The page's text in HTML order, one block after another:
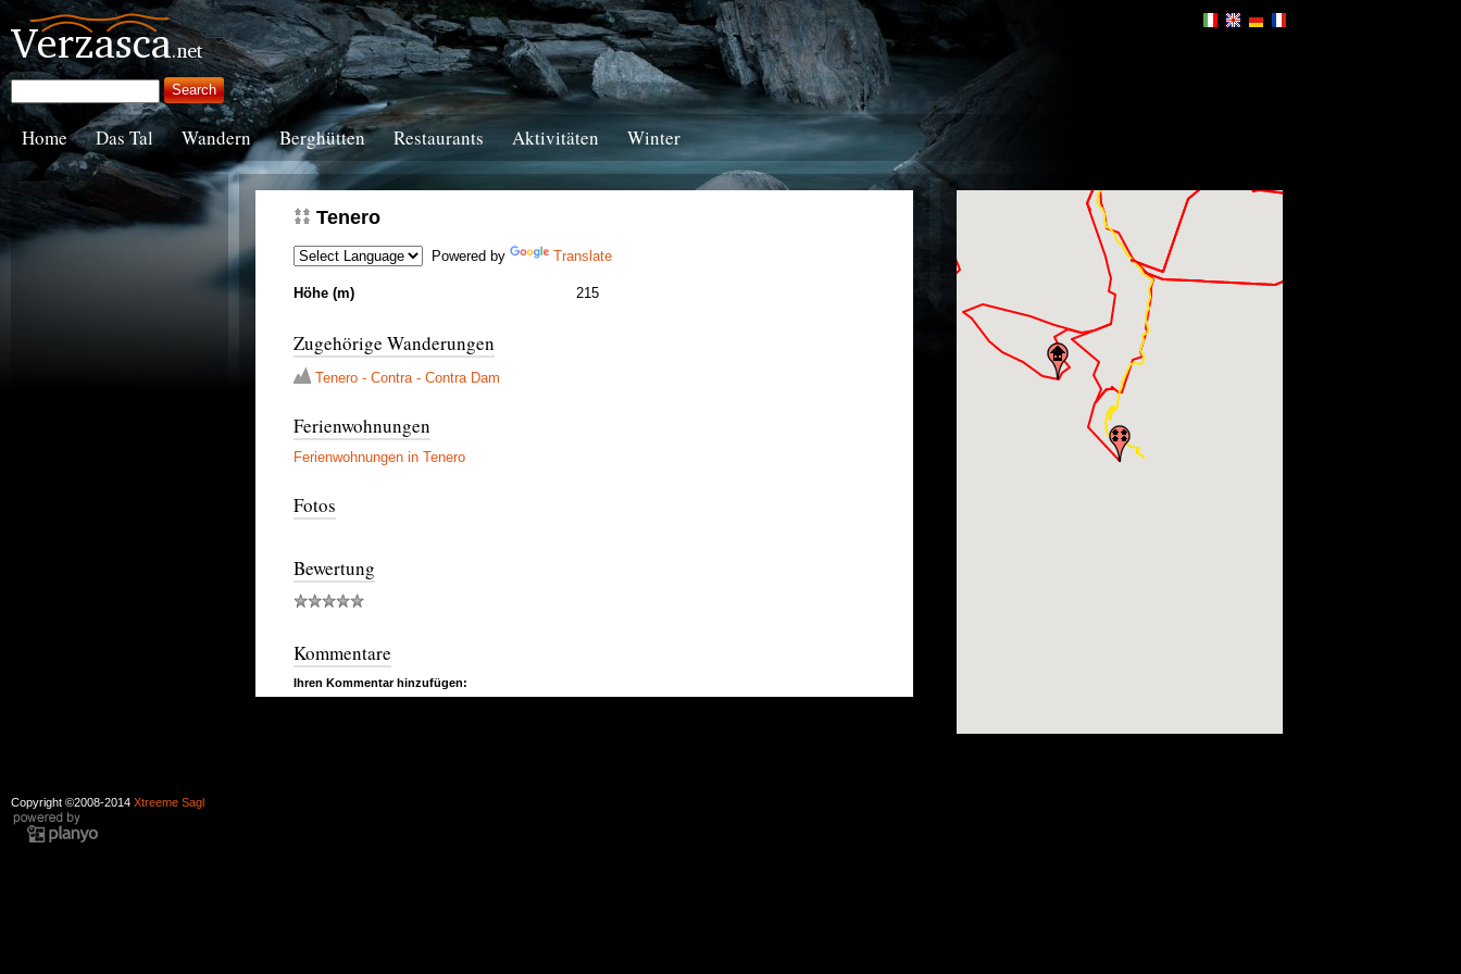
Home Das Tal Wandern Berghütten Restaurants Aktivitäten Winter
Tenero
Powered by Translate
Höhe (m) 215
Zugehörige Wanderungen
Tenero - Contra - Contra Dam
Ferienwohnungen
Ferienwohnungen in Tenero
Fotos
Bewertung
Kommentare
Ihren Kommentar hinzufügen:
Copyright ©2008-2014 Xtreeme Sagl